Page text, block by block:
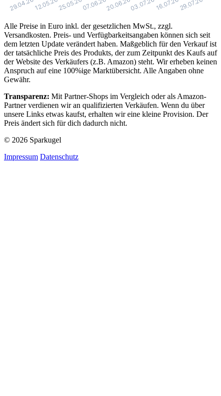
Alle Preise in Euro inkl. der gesetzlichen MwSt., zzgl.
Versandkosten. Preis- und Verfügbarkeitsangaben können sich seit
dem letzten Update verändert haben. Maßgeblich für den Verkauf ist
der tatsächliche Preis des Produkts, der zum Zeitpunkt des Kaufs auf
der Website des Verkäufers (z.B. Amazon) steht. Wir erheben keinen
Anspruch auf eine 100%ige Marktübersicht. Alle Angaben ohne
Gewähr.
Transparenz: Mit Partner-Shops im Vergleich oder als Amazon-
Partner verdienen wir an qualifizierten Verkäufen. Wenn du über
unsere Links etwas kaufst, erhalten wir eine kleine Provision. Der
Preis ändert sich für dich dadurch nicht.
© 2026 Sparkugel
Impressum Datenschutz